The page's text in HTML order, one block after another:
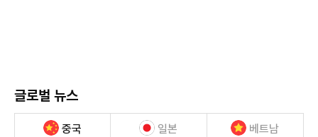
글로벌 뉴스
중국 일본 베트남